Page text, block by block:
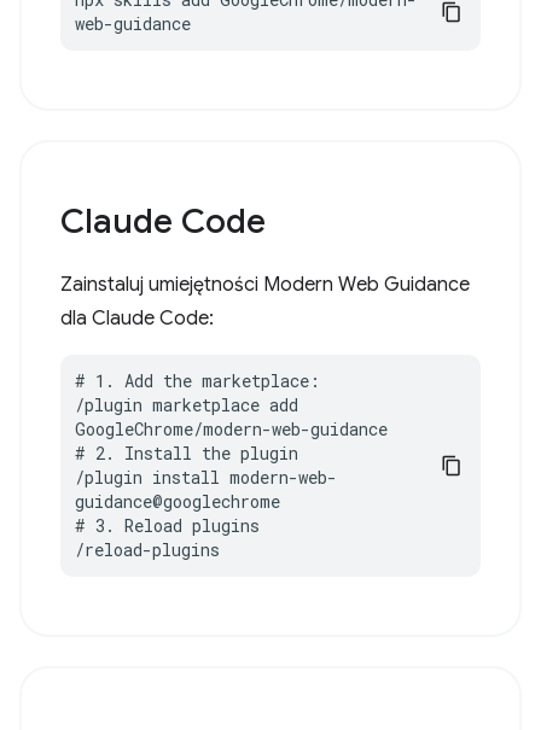
web-guidance
Claude Code
Zainstaluj umiejętności Modern Web Guidance
dla Claude Code:
# 1. Add the marketplace:
/plugin marketplace add
GoogleChrome/modern-web-guidance
# 2. Install the plugin
/plugin install modern-web-
guidance@googlechrome
# 3. Reload plugins
/reload-plugins